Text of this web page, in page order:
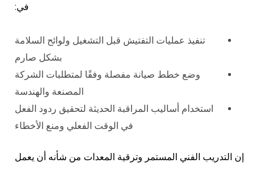
في:
تنفيذ عمليات التفتيش قبل التشغيل ولوائح السلامة
بشكل صارم
وضع خطط صيانة مفصلة وفقًا لمتطلبات الشركة
المصنعة والهندسة
استخدام أساليب المراقبة الحديثة لتحقيق ردود الفعل
في الوقت الفعلي ومنع الأخطاء
إن التدريب الفني المستمر وترقية المعدات من شأنه أن يعمل